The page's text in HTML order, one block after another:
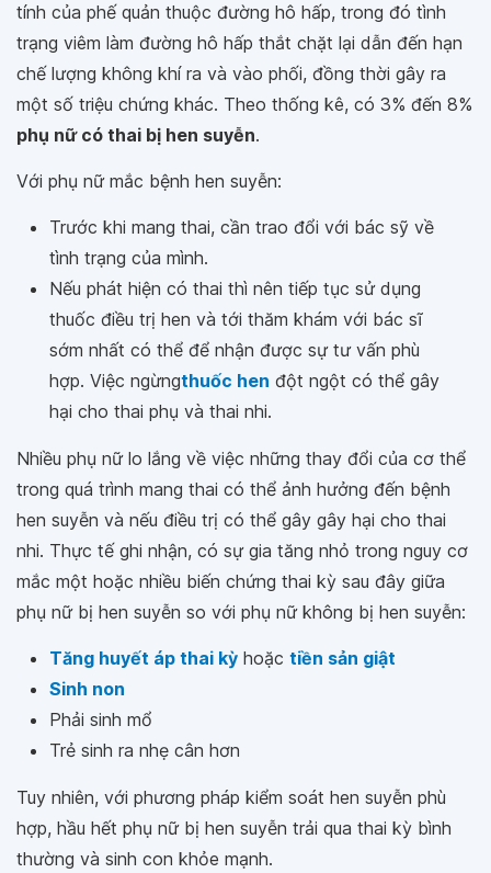
tính của phế quản thuộc đường hô hấp, trong đó tình
trạng viêm làm đường hô hấp thắt chặt lại dẫn đến hạn
chế lượng không khí ra và vào phối, đồng thời gây ra
một số triệu chứng khác. Theo thống kê, có 3% đến 8%
phụ nữ có thai bị hen suyễn.
Với phụ nữ mắc bệnh hen suyễn:
Trước khi mang thai, cần trao đổi với bác sỹ về
tình trạng của mình.
Nếu phát hiện có thai thì nên tiếp tục sử dụng
thuốc điều trị hen và tới thăm khám với bác sĩ
sớm nhất có thể để nhận được sự tư vấn phù
hợp. Việc ngừngthuốc hen đột ngột có thể gây
hại cho thai phụ và thai nhi.
Nhiều phụ nữ lo lắng về việc những thay đổi của cơ thể
trong quá trình mang thai có thể ảnh hưởng đến bệnh
hen suyễn và nếu điều trị có thể gây gây hại cho thai
nhi. Thực tế ghi nhận, có sự gia tăng nhỏ trong nguy cơ
mắc một hoặc nhiều biến chứng thai kỳ sau đây giữa
phụ nữ bị hen suyễn so với phụ nữ không bị hen suyễn:
Tăng huyết áp thai kỳ hoặc tiền sản giật
Sinh non
Phải sinh mổ
Trẻ sinh ra nhẹ cân hơn
Tuy nhiên, với phương pháp kiểm soát hen suyễn phù
hợp, hầu hết phụ nữ bị hen suyễn trải qua thai kỳ bình
thường và sinh con khỏe mạnh.